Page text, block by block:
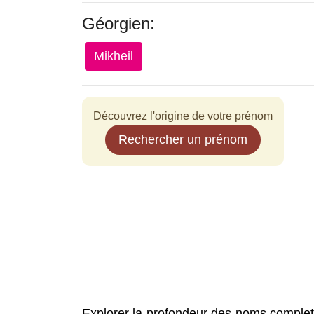
Géorgien:
Mikheil
Découvrez l'origine de votre prénom
Rechercher un prénom